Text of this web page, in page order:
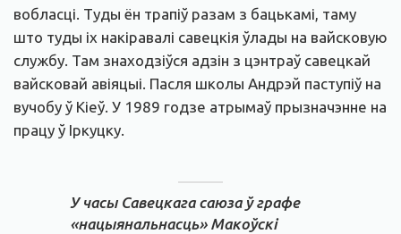
вобласці. Туды ён трапіў разам з бацькамі, таму
што туды іх накіравалі савецкія ўлады на вайсковую
службу. Там знаходзіўся адзін з цэнтраў савецкай
вайсковай авіяцыі. Пасля школы Андрэй паступіў на
вучобу ў Кіеў. У 1989 годзе атрымаў прызначэнне на
працу ў Іркуцку.
У часы Савецкага саюза ў графе
«нацыянальнасць» Макоўскі